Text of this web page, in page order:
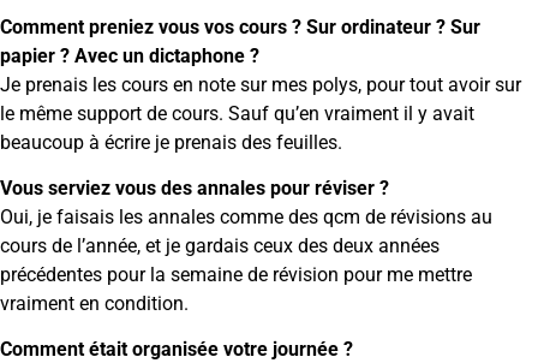
Comment preniez vous vos cours ? Sur ordinateur ? Sur
papier ? Avec un dictaphone ?
Je prenais les cours en note sur mes polys, pour tout avoir sur
le même support de cours. Sauf qu’en vraiment il y avait
beaucoup à écrire je prenais des feuilles.
Vous serviez vous des annales pour réviser ?
Oui, je faisais les annales comme des qcm de révisions au
cours de l’année, et je gardais ceux des deux années
précédentes pour la semaine de révision pour me mettre
vraiment en condition.
Comment était organisée votre journée ?